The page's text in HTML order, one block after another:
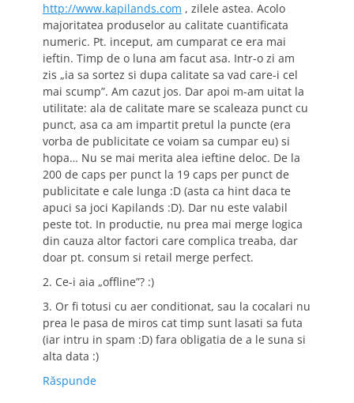
http://www.kapilands.com , zilele astea. Acolo
majoritatea produselor au calitate cuantificata
numeric. Pt. inceput, am cumparat ce era mai
ieftin. Timp de o luna am facut asa. Intr-o zi am
zis „ia sa sortez si dupa calitate sa vad care-i cel
mai scump”. Am cazut jos. Dar apoi m-am uitat la
utilitate: ala de calitate mare se scaleaza punct cu
punct, asa ca am impartit pretul la puncte (era
vorba de publicitate ce voiam sa cumpar eu) si
hopa… Nu se mai merita alea ieftine deloc. De la
200 de caps per punct la 19 caps per punct de
publicitate e cale lunga :D (asta ca hint daca te
apuci sa joci Kapilands :D). Dar nu este valabil
peste tot. In productie, nu prea mai merge logica
din cauza altor factori care complica treaba, dar
doar pt. consum si retail merge perfect.
2. Ce-i aia „offline”? :)
3. Or fi totusi cu aer conditionat, sau la cocalari nu
prea le pasa de miros cat timp sunt lasati sa futa
(iar intru in spam :D) fara obligatia de a le suna si
alta data :)
Răspunde